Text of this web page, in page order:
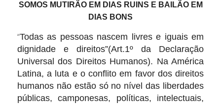
SOMOS MUTIRÃO EM DIAS RUINS E BAILÃO EM
DIAS BONS
“Todas as pessoas nascem livres e iguais em
dignidade e direitos”(Art.1º da Declaração
Universal dos Direitos Humanos). Na América
Latina, a luta e o conflito em favor dos direitos
humanos não estão só no nível das liberdades
públicas, camponesas, políticas, intelectuais,